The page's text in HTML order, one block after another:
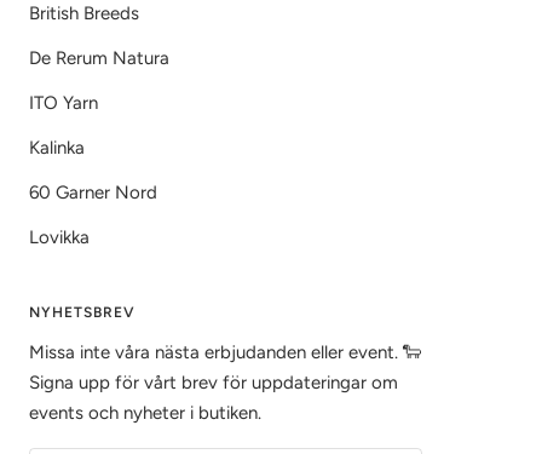
British Breeds
De Rerum Natura
ITO Yarn
Kalinka
60 Garner Nord
Lovikka
NYHETSBREV
Missa inte våra nästa erbjudanden eller event. 🐑
Signa upp för vårt brev för uppdateringar om
events och nyheter i butiken.